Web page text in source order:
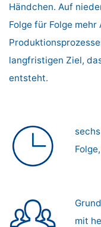
Händchen. Auf
Folge für Folge
langfristigen Ziel,
entsteht.
mit